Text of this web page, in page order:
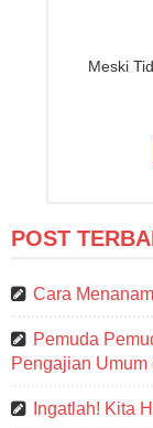
Meski
POST
Cara
Pemuda
Pengajian Umum
Ingatlah! Kita